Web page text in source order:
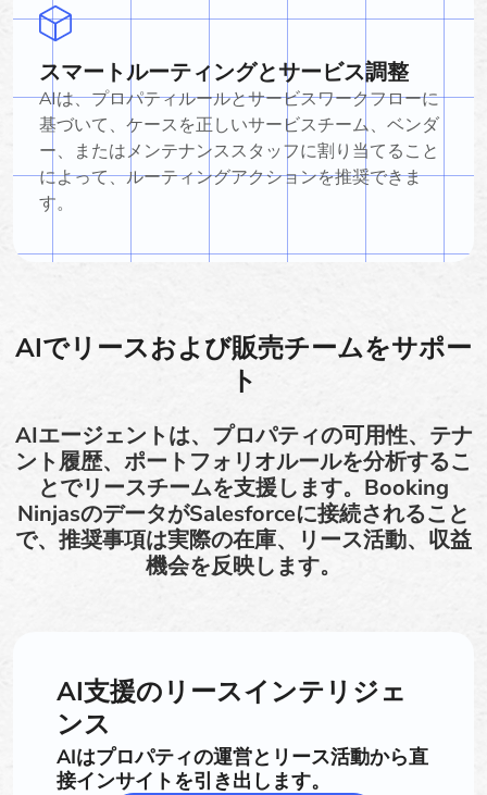
スマートルーティングとサービス調整
AIは、プロパティルールとサービスワークフローに
基づいて、ケースを正しいサービスチーム、ベンダ
ー、またはメンテナンススタッフに割り当てること
によって、ルーティングアクションを推奨できま
す。
AIでリースおよび販売チームをサポー
ト
AIエージェントは、プロパティの可用性、テナ
ント履歴、ポートフォリオルールを分析するこ
とでリースチームを支援します。Booking
NinjasのデータがSalesforceに接続されること
で、推奨事項は実際の在庫、リース活動、収益
機会を反映します。
AI支援のリースインテリジェ
ンス
AIはプロパティの運営とリース活動から直
接インサイトを引き出します。